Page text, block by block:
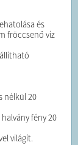
és
fröccsenő víz
nélkül 20
fény 20
világít.